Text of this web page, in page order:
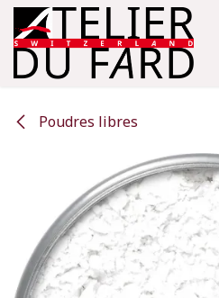
Se rendre au contenu
Poudres libres